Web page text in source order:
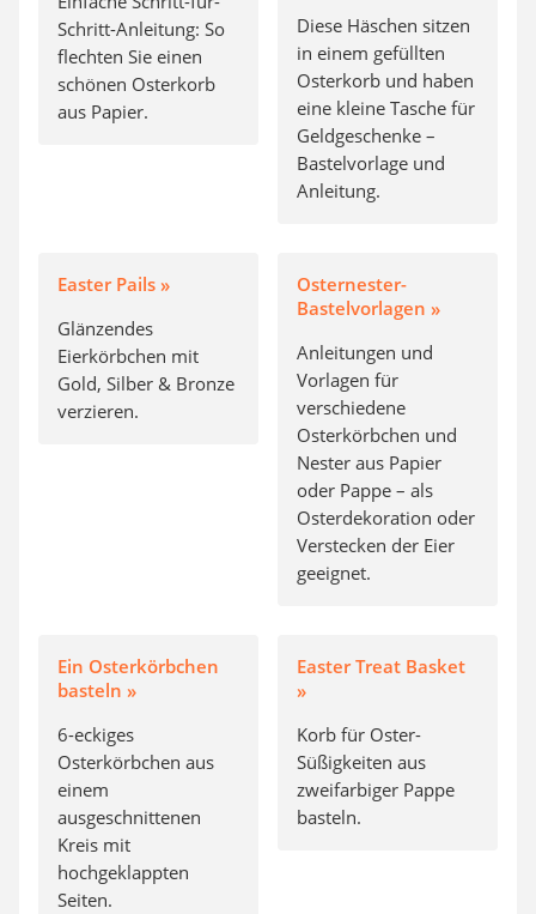
Schritt-Anleitung: So
flechten Sie einen
schönen Osterkorb
aus Papier.
Diese Häschen sitzen
in einem gefüllten
Osterkorb und haben
eine kleine Tasche für
Geldgeschenke –
Bastelvorlage und
Anleitung.
Easter Pails »
Glänzendes
Eierkörbchen mit
Gold, Silber & Bronze
verzieren.
Osternester-
Bastelvorlagen »
Anleitungen und
Vorlagen für
verschiedene
Osterkörbchen und
Nester aus Papier
oder Pappe – als
Osterdekoration oder
Verstecken der Eier
geeignet.
Ein Osterkörbchen
basteln »
6-eckiges
Osterkörbchen aus
einem
ausgeschnittenen
Kreis mit
hochgeklappten
Seiten.
Easter Treat Basket
»
Korb für Oster-
Süßigkeiten aus
zweifarbiger Pappe
basteln.